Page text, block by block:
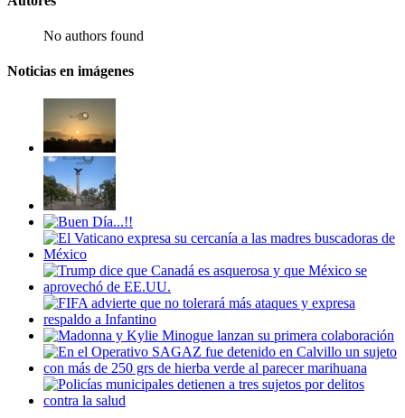
No authors found
Noticias en imágenes